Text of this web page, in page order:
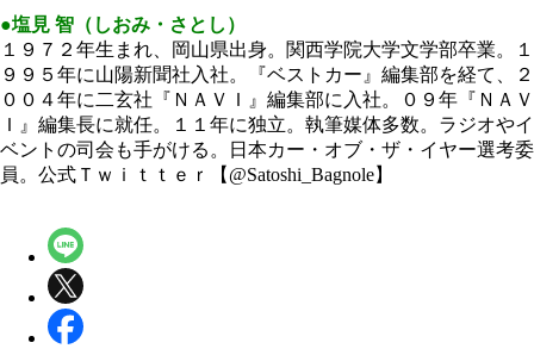
●塩見 智（しおみ・さとし）
１９７２年生まれ、岡山県出身。関西学院大学文学部卒業。１
９９５年に山陽新聞社入社。『ベストカー』編集部を経て、２
００４年に二玄社『ＮＡＶＩ』編集部に入社。０９年『ＮＡＶ
Ｉ』編集長に就任。１１年に独立。執筆媒体多数。ラジオやイ
ベントの司会も手がける。日本カー・オブ・ザ・イヤー選考委
員。公式Ｔｗｉｔｔｅｒ【@Satoshi_Bagnole】